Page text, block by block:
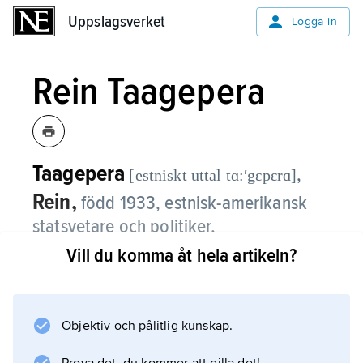
Uppslagsverket Logga in
Rein Taagepera
Taagepera [estniskt uttal tɑ:ʹgɛpɛrɑ],
Rein, född 1933, estnisk-amerikansk
statsvetare och politiker.
Rein Taagepera har under de senaste åren
tilldelades han
Vill du komma åt hela artikeln?
Objektiv och pålitlig kunskap.